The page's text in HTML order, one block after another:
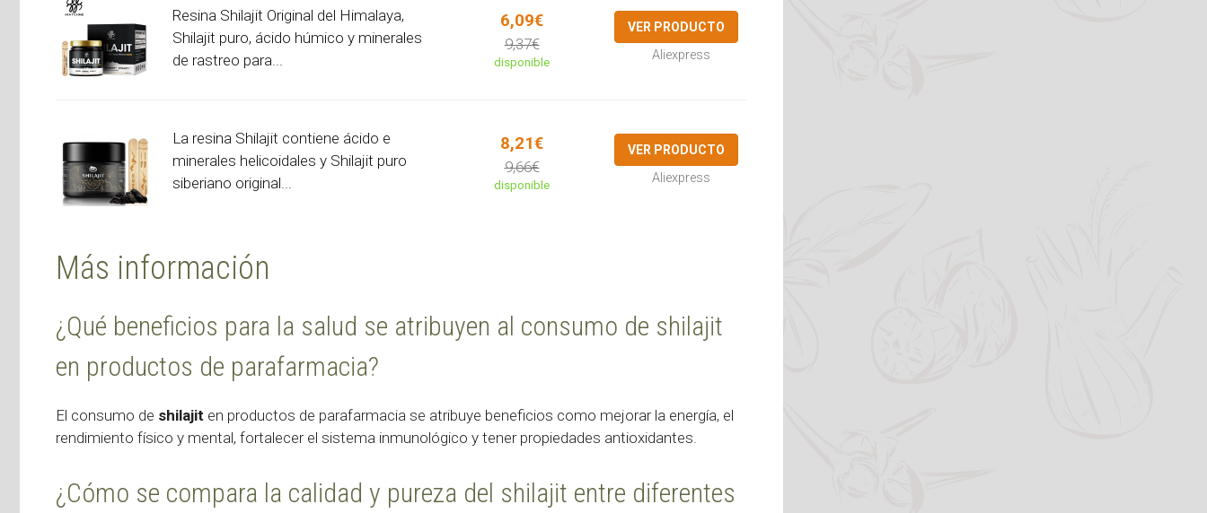
Resina Shilajit Original del Himalaya,
Shilajit puro, ácido húmico y minerales
de rastreo para...
6,09€
9,37€
disponible
VER PRODUCTO
Aliexpress
La resina Shilajit contiene ácido e
minerales helicoidales y Shilajit puro
siberiano original...
8,21€
9,66€
disponible
VER PRODUCTO
Aliexpress
Más información
¿Qué beneficios para la salud se atribuyen al consumo de shilajit
en productos de parafarmacia?
El consumo de shilajit en productos de parafarmacia se atribuye beneficios como mejorar la energía, el
rendimiento físico y mental, fortalecer el sistema inmunológico y tener propiedades antioxidantes.
¿Cómo se compara la calidad y pureza del shilajit entre diferentes